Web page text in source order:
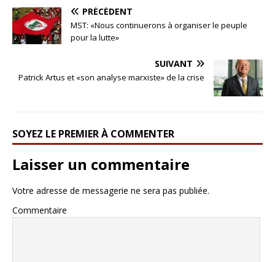
PRÉCÉDENT
MST: «Nous continuerons à organiser le peuple
pour la lutte»
SUIVANT
Patrick Artus et «son analyse marxiste» de la crise
SOYEZ LE PREMIER À COMMENTER
Laisser un commentaire
Votre adresse de messagerie ne sera pas publiée.
Commentaire